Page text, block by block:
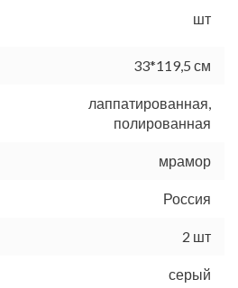
шт
33*119,5 см
лаппатированная,
полированная
мрамор
Россия
2 шт
серый